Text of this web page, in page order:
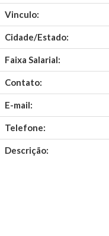
Vinculo:
Cidade/Estado:
Faixa Salarial:
Contato:
E-mail:
Telefone:
Descrição: